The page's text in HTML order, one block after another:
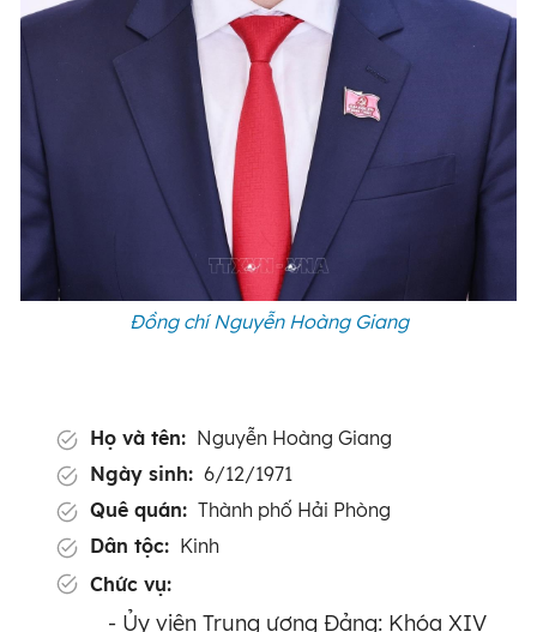
Đồng chí Nguyễn Hoàng Giang
Họ và tên: Nguyễn Hoàng Giang
Ngày sinh: 6/12/1971
Quê quán: Thành phố Hải Phòng
Dân tộc: Kinh
Chức vụ:
- Ủy viên Trung ương Đảng: Khóa XIV